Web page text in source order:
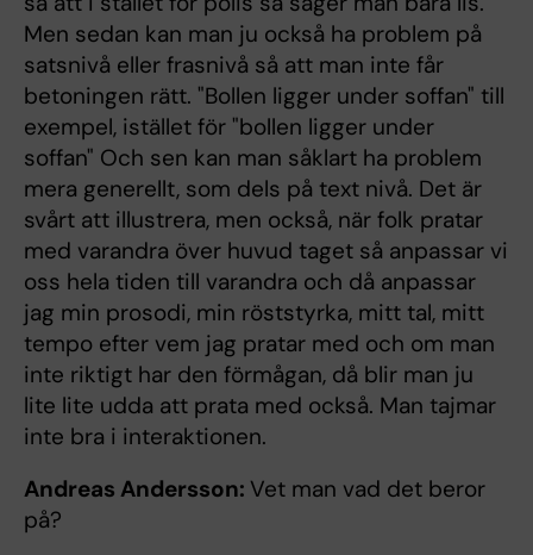
Men sedan kan man ju också ha problem på
satsnivå eller frasnivå så att man inte får
betoningen rätt. "Bollen ligger under soffan" till
exempel, istället för "bollen ligger under
soffan" Och sen kan man såklart ha problem
mera generellt, som dels på text nivå. Det är
svårt att illustrera, men också, när folk pratar
med varandra över huvud taget så anpassar vi
oss hela tiden till varandra och då anpassar
jag min prosodi, min röststyrka, mitt tal, mitt
tempo efter vem jag pratar med och om man
inte riktigt har den förmågan, då blir man ju
lite lite udda att prata med också. Man tajmar
inte bra i interaktionen.
Andreas Andersson: Vet man vad det beror
på?